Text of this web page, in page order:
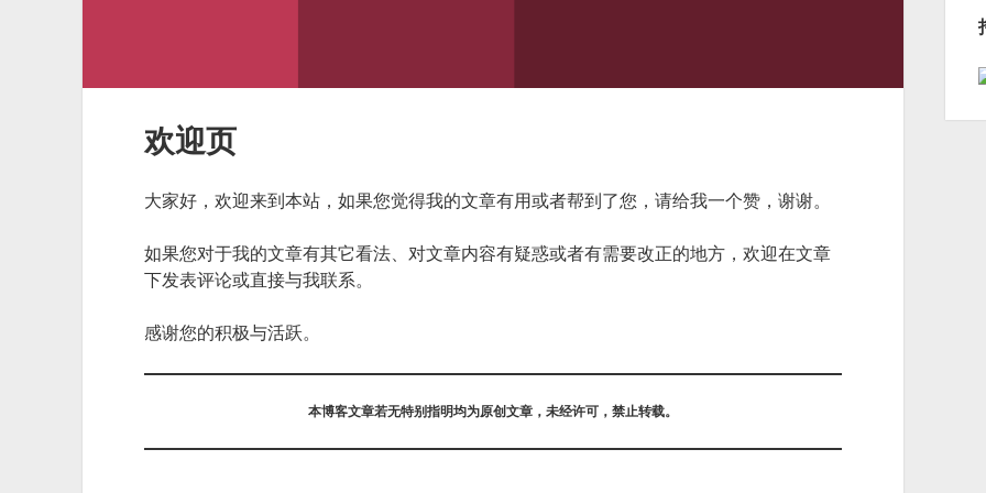
欢迎页
大家好，欢迎来到本站，如果您觉得我的文章有用或者帮到了您，请给我一个赞，谢谢。
如果您对于我的文章有其它看法、对文章内容有疑惑或者有需要改正的地方，欢迎在文章
下发表评论或直接与我联系。
感谢您的积极与活跃。
本博客文章若无特别指明均为原创文章，未经许可，禁止转载。